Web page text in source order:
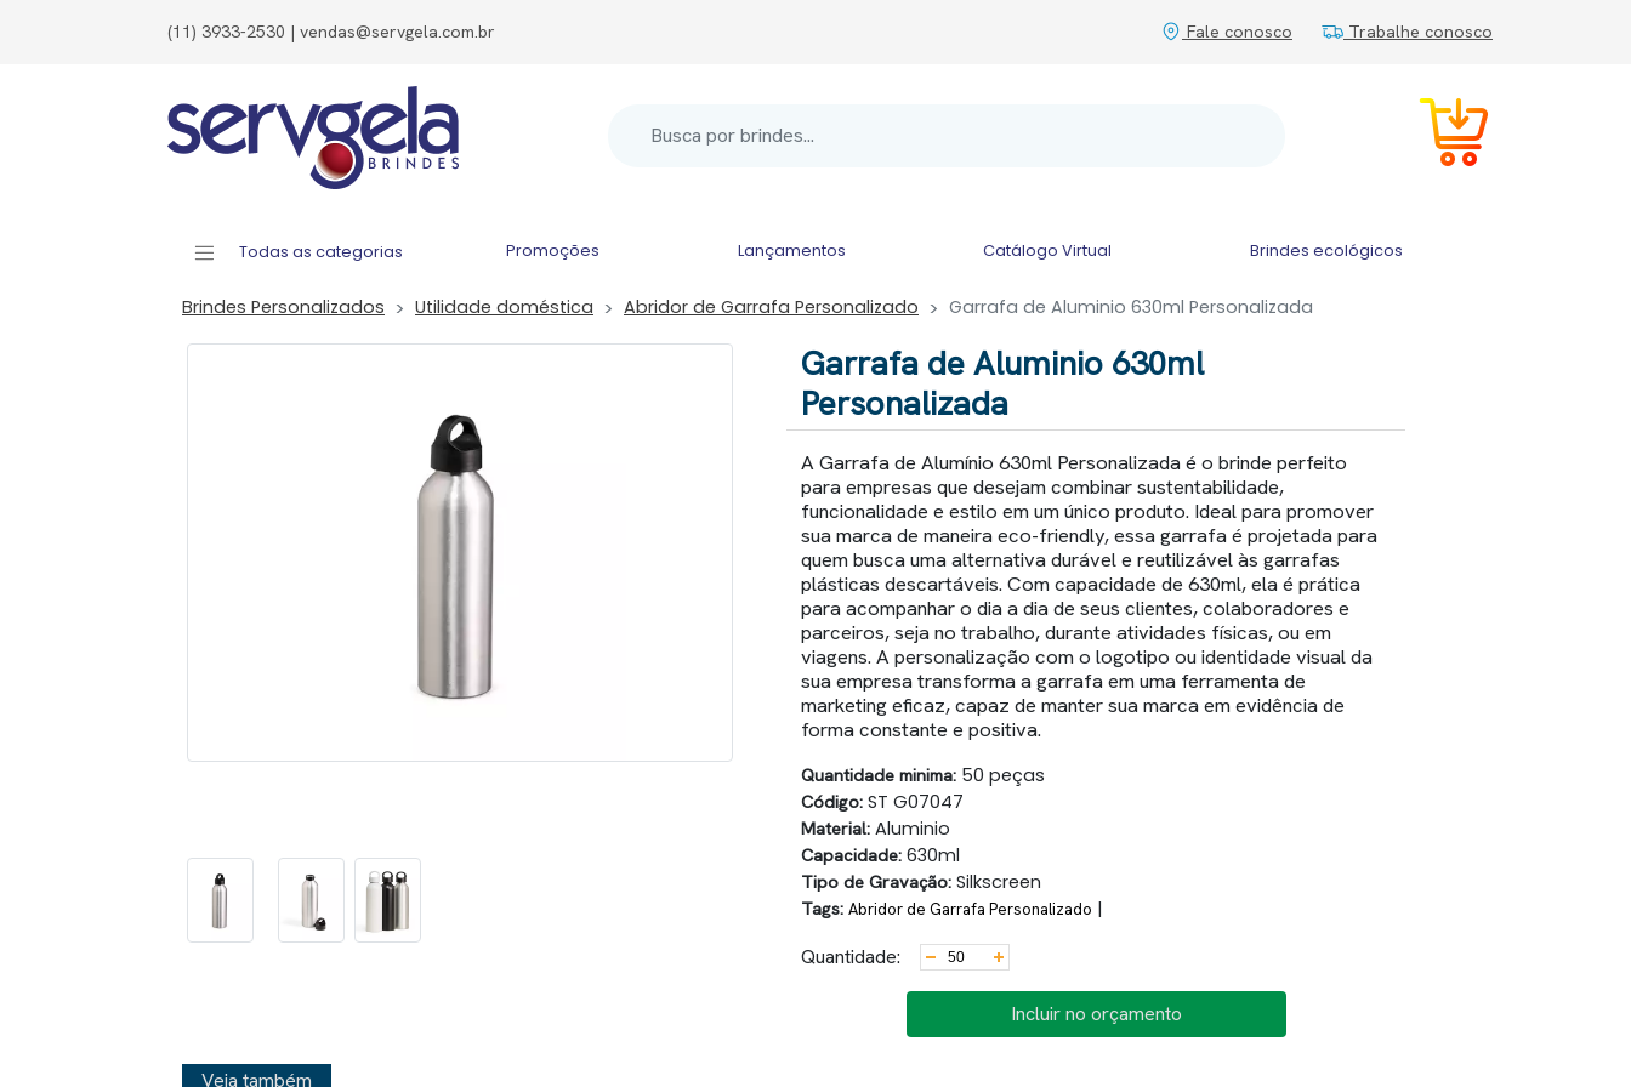
(11) 3933-2530 | vendas@servgela.com.br Fale conosco Trabalhe conosco
Todas as categorias Promoções Lançamentos Catálogo Virtual Brindes ecológicos
Brindes Personalizados Utilidade doméstica Abridor de Garrafa Personalizado Garrafa de Aluminio 630ml Personalizada
Garrafa de Aluminio 630ml
Personalizada
A Garrafa de Alumínio 630ml Personalizada é o brinde perfeito
para empresas que desejam combinar sustentabilidade,
funcionalidade e estilo em um único produto. Ideal para promover
sua marca de maneira eco-friendly, essa garrafa é projetada para
quem busca uma alternativa durável e reutilizável às garrafas
plásticas descartáveis. Com capacidade de 630ml, ela é prática
para acompanhar o dia a dia de seus clientes, colaboradores e
parceiros, seja no trabalho, durante atividades físicas, ou em
viagens. A personalização com o logotipo ou identidade visual da
sua empresa transforma a garrafa em uma ferramenta de
marketing eficaz, capaz de manter sua marca em evidência de
forma constante e positiva.
Quantidade minima: 50 peças
Código: ST G07047
Material: Aluminio
Capacidade: 630ml
Tipo de Gravação: Silkscreen
Tags: Abridor de Garrafa Personalizado |
Quantidade:
Incluir no orçamento
Veja também